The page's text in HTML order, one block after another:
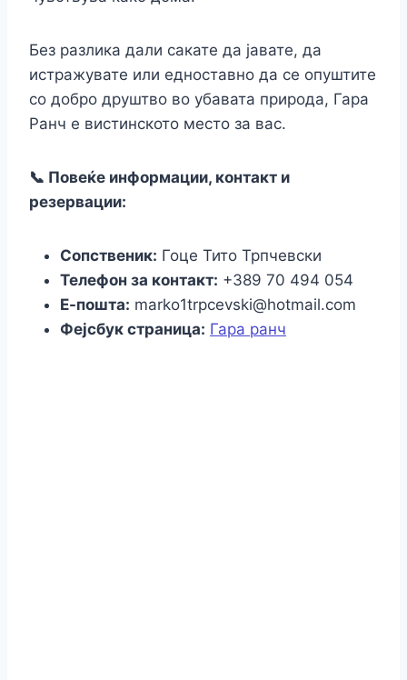
Без разлика дали сакате да јавате, да
истражувате или едноставно да се опуштите
со добро друштво во убавата природа, Гара
Ранч е вистинското место за вас.
📞 Повеќе информации, контакт и
резервации:
Сопственик: Гоце Тито Трпчевски
Телефон за контакт: +389 70 494 054
Е-пошта: marko1trpcevski@hotmail.com
Фејсбук страница: Гара ранч